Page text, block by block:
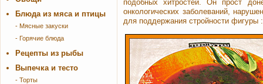
Блюда из мяса и птицы
- Мясные закуски
- Горячие блюда
Рецепты из рыбы
Выпечка и тесто
- Торты
подобных хитростей. Он прост
онкологических заболеваний,
для поддержания стройности фигуры